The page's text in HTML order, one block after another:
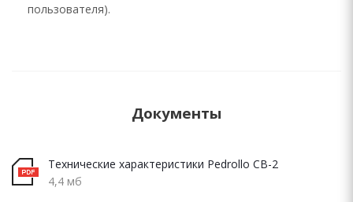
пользователя).
Документы
Технические характеристики Pedrollo CB-2
4,4 мб